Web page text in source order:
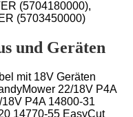
(5704180000),
(5703450000)
und Geräten
mit 18V Geräten
22/18V P4A
P4A 14800-31
14770-55 EasyCut